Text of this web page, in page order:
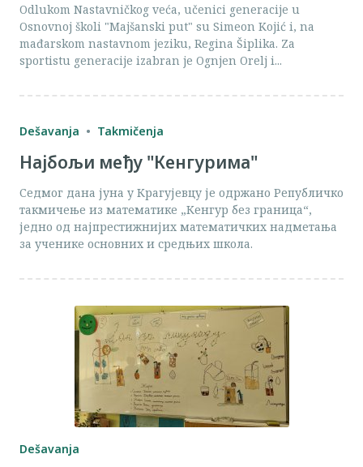
Odlukom Nastavničkog veća, učenici generacije u
Osnovnoj školi "Majšanski put" su Simeon Kojić i, na
mađarskom nastavnom jeziku, Regina Šiplika. Za
sportistu generacije izabran je Ognjen Orelj i...
Dešavanja Takmičenja
Најбољи међу "Кенгурима"
Седмог дана јуна у Крагујевцу је одржано Републичко
такмичење из математике „Кенгур без граница“,
једно од најпрестижнијих математичких надметања
за ученике основних и средњих школа.
Dešavanja